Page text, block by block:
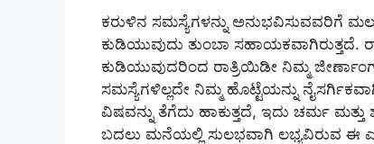
ಕರುಳಿನ ಸಮಸ್ಯೆಗಳನ್ನು ಅನುಭವಿಸುವವರಿಗೆ
ಕುಡಿಯುವುದು ತುಂಬಾ ಸಹಾಯಕವಾಗಿರುತ್ತದೆ.
ಕುಡಿಯುವುದರಿಂದ ರಾತ್ರಿಯಿಡೀ ನಿಮ್ಮ
ಸಮಸ್ಯೆಗಳಿಲ್ಲದೇ ನಿಮ್ಮ ಹೊಟ್ಟೆಯನ್ನು
ವಿಷವನ್ನು ತೆಗೆದು ಹಾಕುತ್ತದೆ, ಇದು ಚರ್ಮ
ಬದಲು ಮನೆಯಲ್ಲಿ ಸುಲಭವಾಗಿ ಲಭ್ಯವಿರುವ ಈ